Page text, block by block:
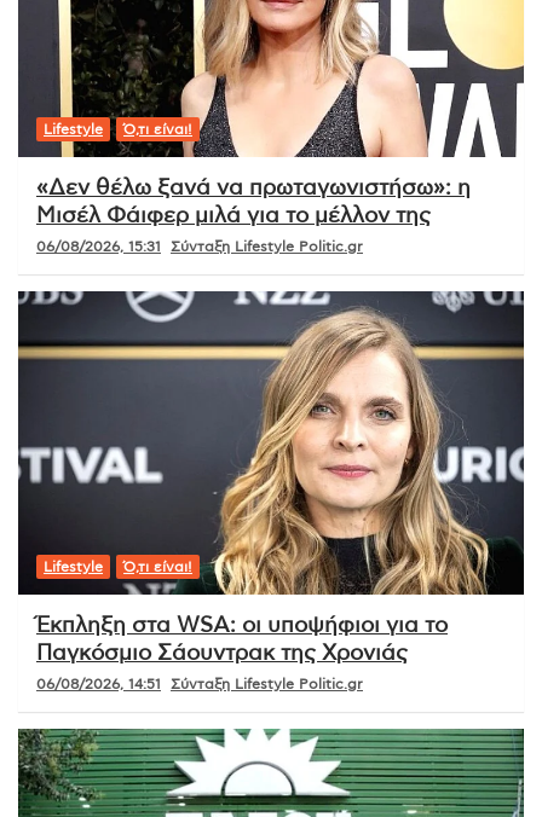
Lifestyle Ό,τι είναι!
«Δεν θέλω ξανά να πρωταγωνιστήσω»: η
Μισέλ Φάιφερ μιλά για το μέλλον της
06/08/2026, 15:31 Σύνταξη Lifestyle Politic.gr
Lifestyle Ό,τι είναι!
Έκπληξη στα WSA: οι υποψήφιοι για το
Παγκόσμιο Σάουντρακ της Χρονιάς
06/08/2026, 14:51 Σύνταξη Lifestyle Politic.gr